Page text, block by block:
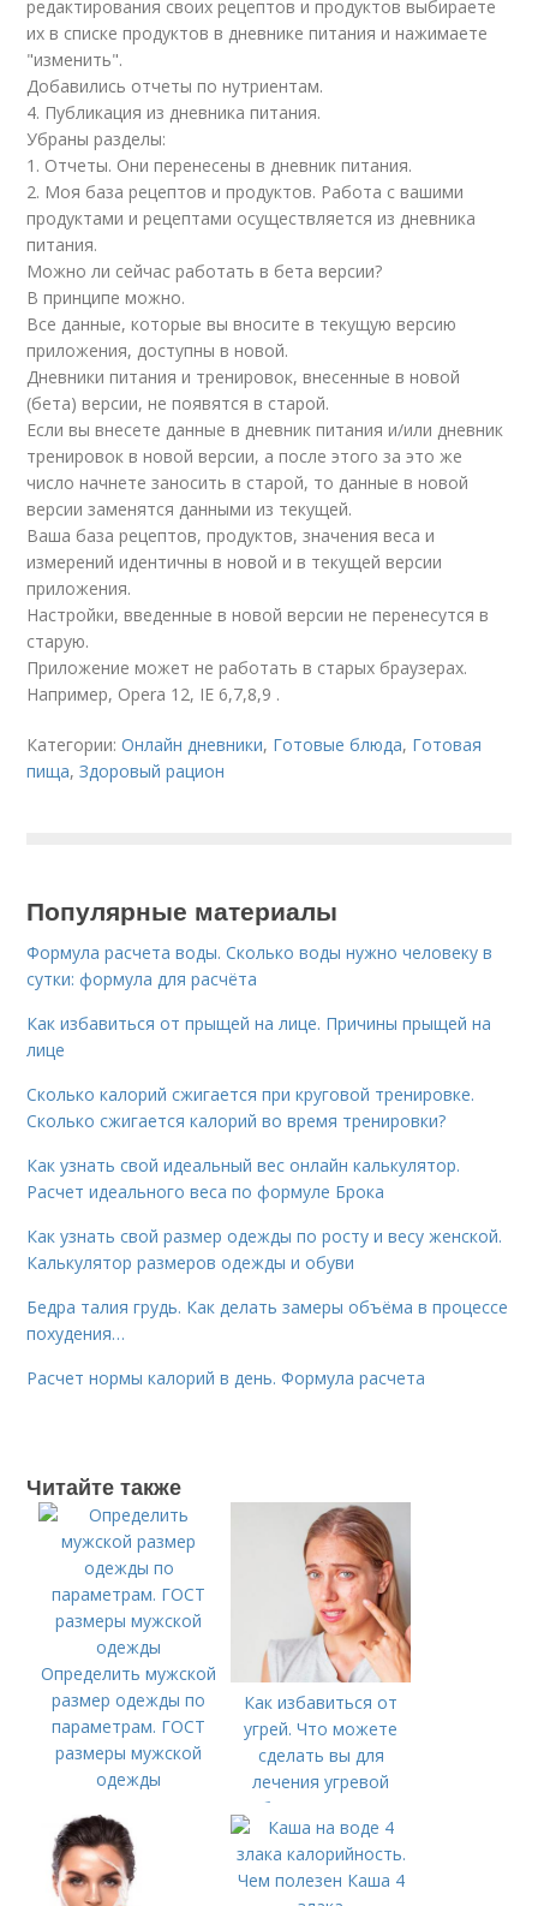
редактирования своих рецептов и продуктов выбираете
их в списке продуктов в дневнике питания и нажимаете
"изменить".
Добавились отчеты по нутриентам.
4. Публикация из дневника питания.
Убраны разделы:
1. Отчеты. Они перенесены в дневник питания.
2. Моя база рецептов и продуктов. Работа с вашими
продуктами и рецептами осуществляется из дневника
питания.
Можно ли сейчас работать в бета версии?
В принципе можно.
Все данные, которые вы вносите в текущую версию
приложения, доступны в новой.
Дневники питания и тренировок, внесенные в новой
(бета) версии, не появятся в старой.
Если вы внесете данные в дневник питания и/или дневник
тренировок в новой версии, а после этого за это же
число начнете заносить в старой, то данные в новой
версии заменятся данными из текущей.
Ваша база рецептов, продуктов, значения веса и
измерений идентичны в новой и в текущей версии
приложения.
Настройки, введенные в новой версии не перенесутся в
старую.
Приложение может не работать в старых браузерах.
Например, Opera 12, IE 6,7,8,9 .
Категории:Онлайн дневники, Готовые блюда, Готовая
пища,Здоровый рацион
Популярные материалы
Формула расчета воды. Сколько воды нужно человеку в
сутки: формула для расчёта
Как избавиться от прыщей на лице. Причины прыщей на
лице
Сколько калорий сжигается при круговой тренировке.
Сколько сжигается калорий во время тренировки?
Как узнать свой идеальный вес онлайн калькулятор.
Расчет идеального веса по формуле Брока
Как узнать свой размер одежды по росту и весу женской.
Калькулятор размеров одежды и обуви
Бедра талия грудь. Как делать замеры объёма в процессе
похудения…
Расчет нормы калорий в день. Формула расчета
Читайте также
Определить мужской
размер одежды по
параметрам. ГОСТ
размеры мужской
одежды
Как избавиться от
угрей. Что можете
сделать вы для
лечения угревой
болезни (акне)